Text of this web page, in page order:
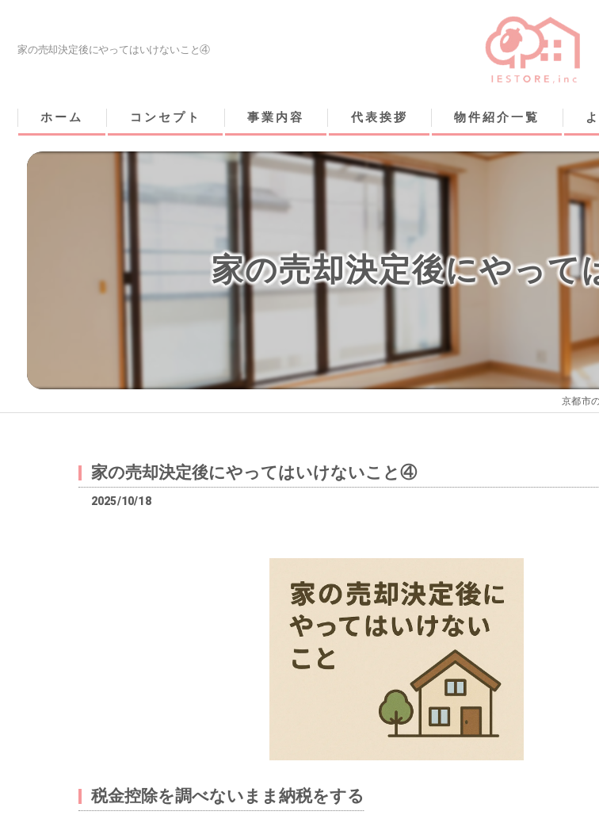
家の売却決定後にやってはいけないこと④
ホーム コンセプト 事業内容 代表挨拶 物件紹介一覧
家の売却決定後にやっ
京都市
家の売却決定後にやってはいけないこと④
2025/10/18
税金控除を調べないまま納税をする